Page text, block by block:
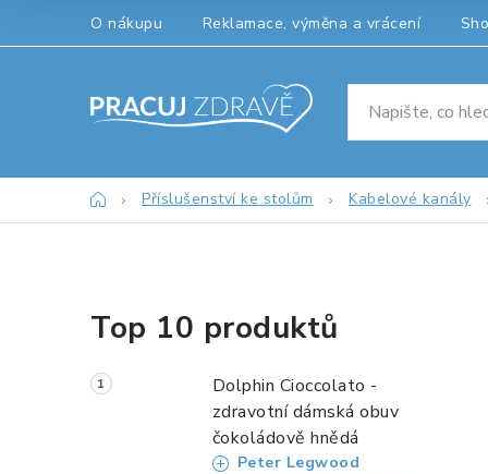
O nákupu Reklamace, výměna a vrácení
DomůPříslušenství ke stolům Kabelové kanály
o
s
Top 10 produktů
Dolphin Cioccolato -
zdravotní dámská obuv
čokoládově hnědá
Peter Legwood